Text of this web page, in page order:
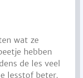
wat ze
hebben
de les veel
lesstof beter.